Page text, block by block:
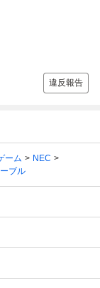
違反報告
ーム
NEC
ブル